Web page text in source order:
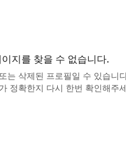
지를 찾을 수 없습니다.
는 삭제된 프로필일 수 있습니
정확한지 다시 한번 확인해주